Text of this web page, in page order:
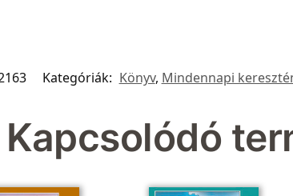
Kategóriák: Könyv, Mindennapi
Kapcsolódó